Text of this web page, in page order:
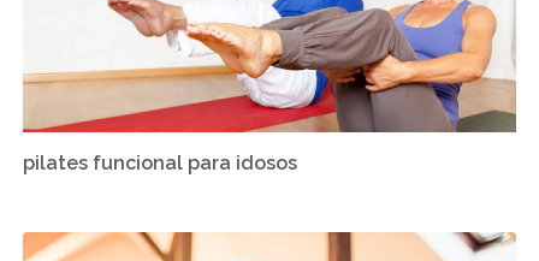
pilates funcional para idosos